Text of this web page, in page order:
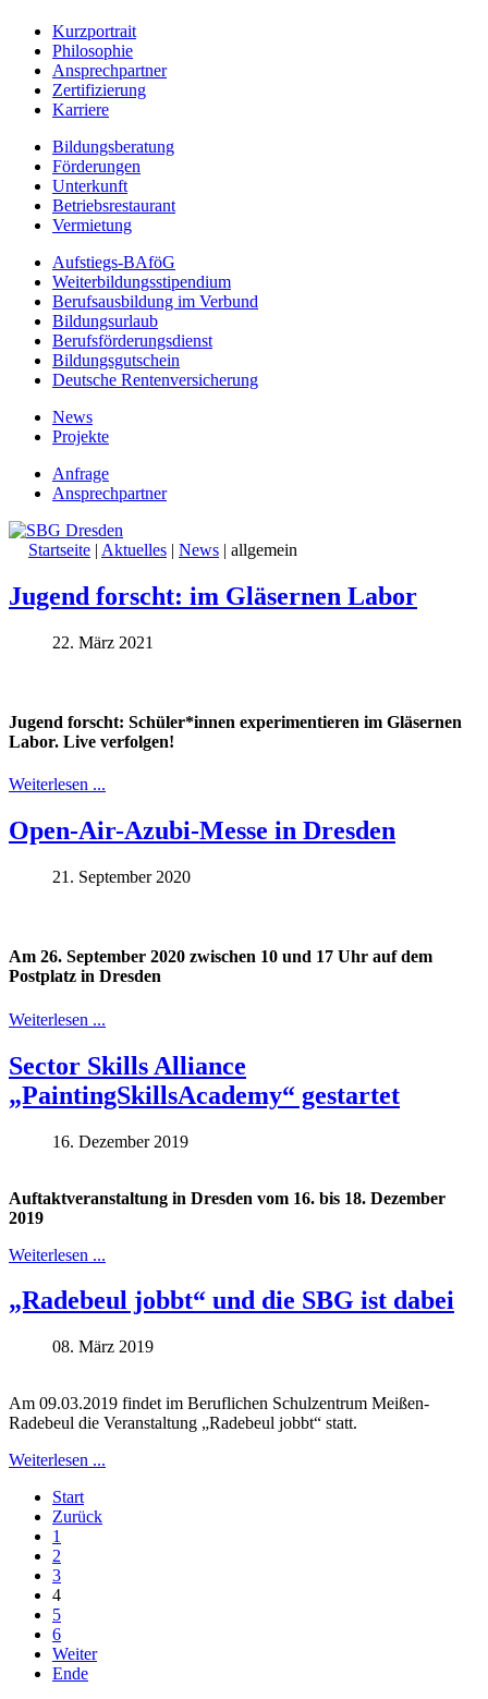
Kurzportrait
Philosophie
Ansprechpartner
Zertifizierung
Karriere
Bildungsberatung
Förderungen
Unterkunft
Betriebsrestaurant
Vermietung
Aufstiegs-BAföG
Weiterbildungsstipendium
Berufsausbildung im Verbund
Bildungsurlaub
Berufsförderungsdienst
Bildungsgutschein
Deutsche Rentenversicherung
News
Projekte
Anfrage
Ansprechpartner
Startseite | Aktuelles | News | allgemein
Jugend forscht: im Gläsernen Labor
22. März 2021
Jugend forscht: Schüler*innen experimentieren im Gläsernen
Labor. Live verfolgen!
Weiterlesen ...
Open-Air-Azubi-Messe in Dresden
21. September 2020
Am 26. September 2020 zwischen 10 und 17 Uhr auf dem
Postplatz in Dresden
Weiterlesen ...
Sector Skills Alliance
„PaintingSkillsAcademy“ gestartet
16. Dezember 2019
Auftaktveranstaltung in Dresden vom 16. bis 18. Dezember
2019
Weiterlesen ...
„Radebeul jobbt“ und die SBG ist dabei
08. März 2019
Am 09.03.2019 findet im Beruflichen Schulzentrum Meißen-
Radebeul die Veranstaltung „Radebeul jobbt“ statt.
Weiterlesen ...
Start
Zurück
1
2
3
4
5
6
Weiter
Ende